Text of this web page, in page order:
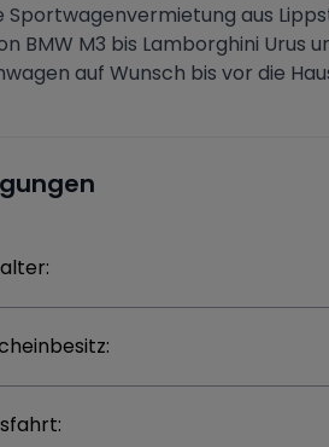
Sportwagenvermietung aus
BMW M3 bis Lamborghini Urus
auf Wunsch bis vor die